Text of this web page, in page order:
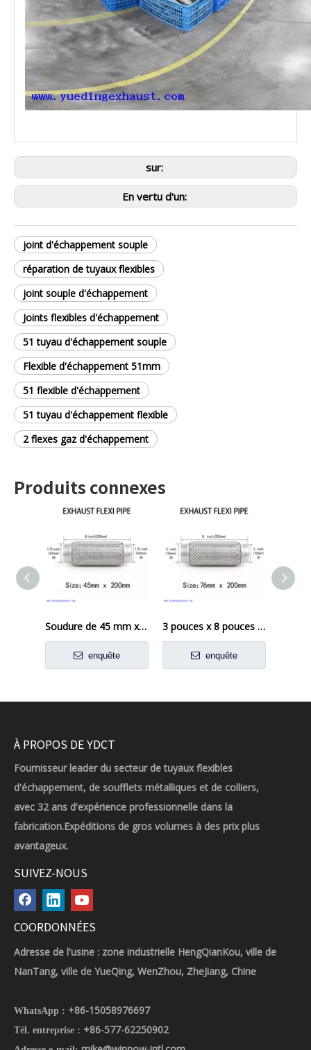
sur:
En vertu d'un:
joint d'échappement souple
réparation de tuyaux flexibles
joint souple d'échappement
Joints flexibles d'échappement
51 tuyau d'échappement souple
Flexible d'échappement 51mm
51 flexible d'échappement
51 tuyau d'échappement flexible
2 flexes gaz d'échappement
Produits connexes
Soudure de 45 mm x 200 mm sur le tube du tube de réparation du joint d'échappement en acier inoxydable
enquête
3 pouces x 8 pouces d'échappement Flexi Tipe Soud sur le joint flexible Réparation de tube flexible
enquête
À PROPOS DE YDCT
Fournisseur leader du secteur de tuyaux flexibles
d'échappement, de soufflets métalliques et de colliers,
avec 32 ans d'expérience professionnelle dans la
fabrication.Expéditions de gros volumes à des prix plus
avantageux.
SUIVEZ-NOUS
COORDONNÉES
Adresse de l'usine : zone industrielle HengQianKou, ville de
NanTang, ville de YueQing, WenZhou, ZheJiang, Chine
WhatsApp : +86-15058976697
Tél. entreprise : +86-577-62250902